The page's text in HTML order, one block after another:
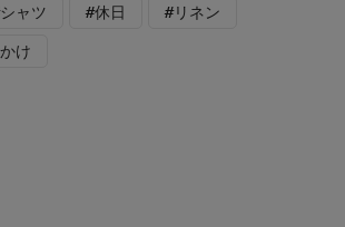
ャツ #休日 #リネン
け